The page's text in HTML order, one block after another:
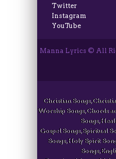
Twitter
Instagram
YouTube
Manna Lyrics © All
Christian Songs,
Worship Songs, Chords
Songs,
Gospel Songs, Spiritual
Songs, Holy Spirit
Songs,